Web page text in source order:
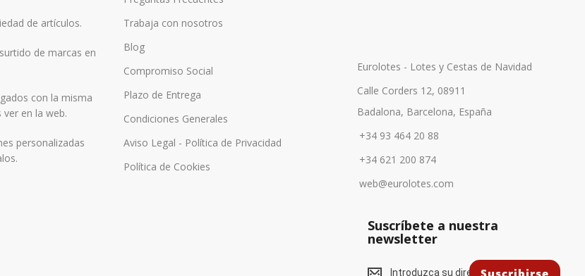
de artículos.
de marcas en
con la misma
en la web.
personalizadas
Trabaja con nosotros
Blog
Compromiso Social
Plazo de Entrega
Condiciones Generales
Aviso Legal - Política de Privacidad
Política de Cookies
Eurolotes - Lotes y Cestas de Navidad
Calle Corders 12, 08911
Badalona, Barcelona, España
+34 93 464 20 88
+34 621 200 874
web@eurolotes.com
Suscríbete a nuestra
newsletter
S Suscribirse